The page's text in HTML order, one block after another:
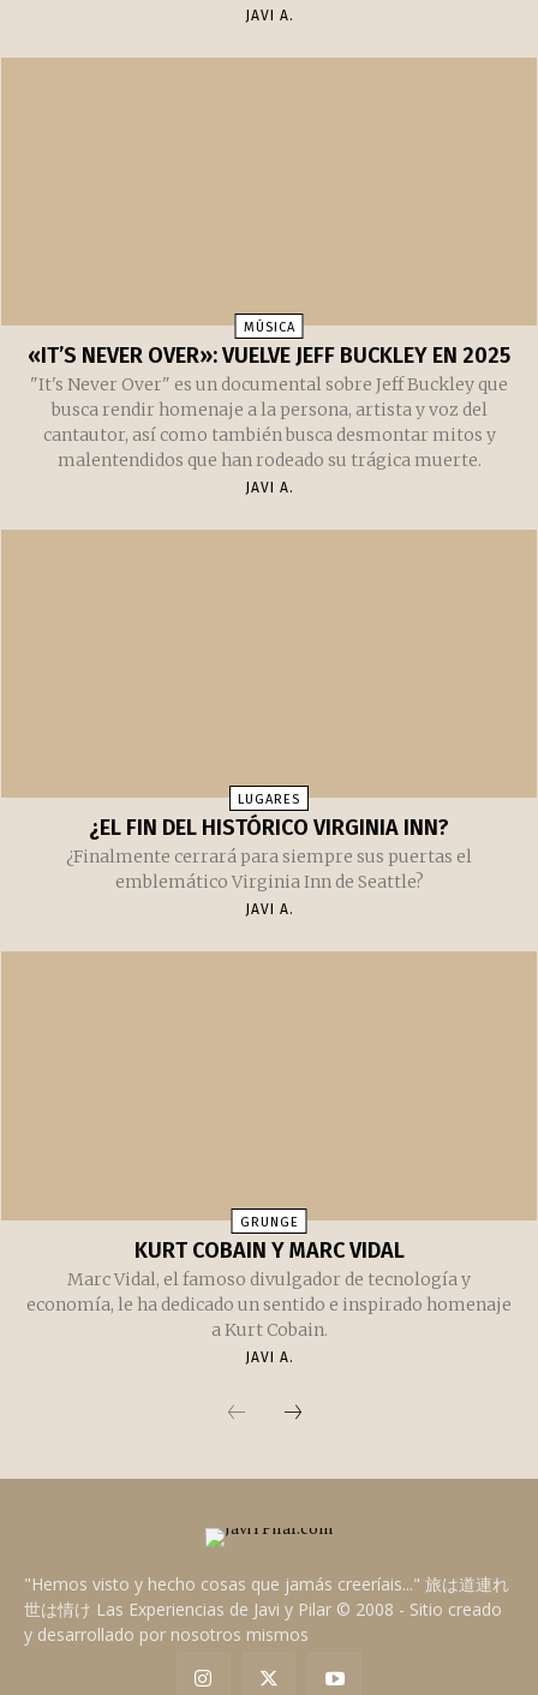
JAVI A.
MÚSICA
«IT’S NEVER OVER»: VUELVE JEFF BUCKLEY EN 2025
"It's Never Over" es un documental sobre Jeff Buckley que
busca rendir homenaje a la persona, artista y voz del
cantautor, así como también busca desmontar mitos y
malentendidos que han rodeado su trágica muerte.
JAVI A.
LUGARES
¿EL FIN DEL HISTÓRICO VIRGINIA INN?
¿Finalmente cerrará para siempre sus puertas el
emblemático Virginia Inn de Seattle?
JAVI A.
GRUNGE
KURT COBAIN Y MARC VIDAL
Marc Vidal, el famoso divulgador de tecnología y
economía, le ha dedicado un sentido e inspirado homenaje
a Kurt Cobain.
JAVI A.
"Hemos visto y hecho cosas que jamás creeríais..." 旅は道連れ
世は情け Las Experiencias de Javi y Pilar © 2008 - Sitio creado
y desarrollado por nosotros mismos